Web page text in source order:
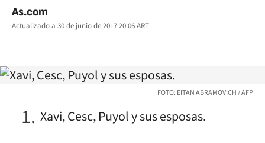
As.com
Actualizado a30 de junio de 2017 20:06ART
FOTO: EITAN ABRAMOVICH / AFP
Xavi, Cesc, Puyol y sus esposas.